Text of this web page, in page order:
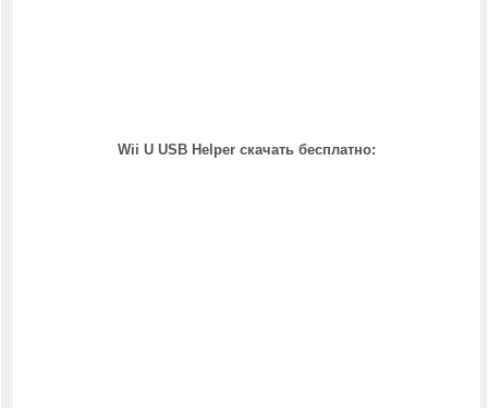
Wii U USB Helper скачать бесплатно: